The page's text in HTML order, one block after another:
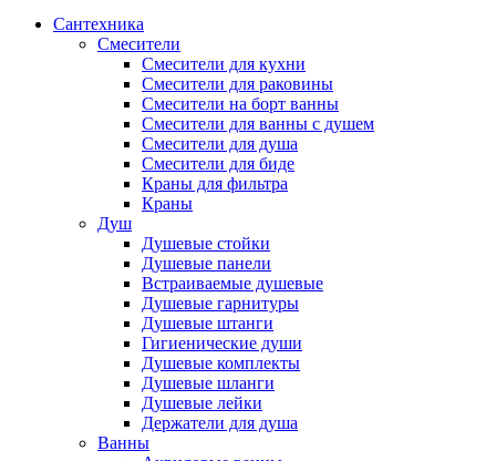
Сантехника
Смесители
Смесители для кухни
Смесители для раковины
Смесители на борт ванны
Смесители для ванны с душем
Смесители для душа
Смесители для биде
Краны для фильтра
Краны
Душ
Душевые стойки
Душевые панели
Встраиваемые душевые
Душевые гарнитуры
Душевые штанги
Гигиенические души
Душевые комплекты
Душевые шланги
Душевые лейки
Держатели для душа
Ванны